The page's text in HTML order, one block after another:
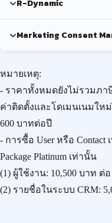
R-Dynamic
Marketing Consent
หมายเหตุ:
- ราคาทั้งหมดยังไม่รวมภา
ค่าติดตั้งและโดเมนเนมให
600 บาทต่อปี
- การซื้อ User หรือ
Package Platinum เท่านั้น
(1) ผู้ใช้งาน: 10,500 บาท ต่อ
(2) รายชื่อในระบบ CRM: